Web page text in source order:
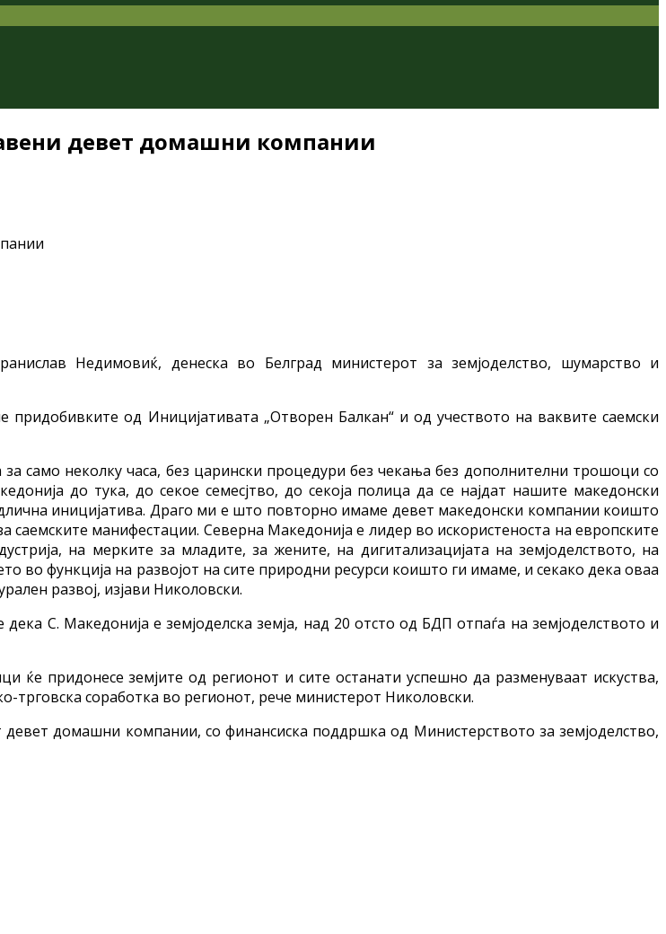
девет домашни компании
Недимовиќ, денеска во Белград министерот за земјоделство, шумарство и
од Иницијативата „Отворен Балкан“ и од учеството на ваквите саемски
само неколку часа, без царински процедури без чекања без дополнителни трошоци со
до тука, до секое семесјтво, до секоја полица да се најдат нашите македонски
иницијатива. Драго ми е што повторно имаме девет македонски компании коишто
манифестации. Северна Македонија е лидер во искористеноста на европските
на мерките за младите, за жените, на дигитализацијата на земјоделството, на
во функција на развојот на сите природни ресурси коишто ги имаме, и секако дека оваа
развој, изјави Николовски.
С. Македонија е земјоделска земја, над 20 отсто од БДП отпаѓа на земјоделството и
ќе придонесе земјите од регионот и сите останати успешно да разменуваат искуства,
соработка во регионот, рече министерот Николовски.
домашни компании, со финансиска поддршка од Министерството за земјоделство,